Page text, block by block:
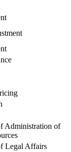
Administration of
Legal Affairs